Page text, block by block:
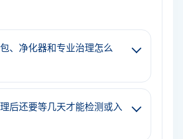
、净化器和专业治理怎么
后还要等几天才能检测或入